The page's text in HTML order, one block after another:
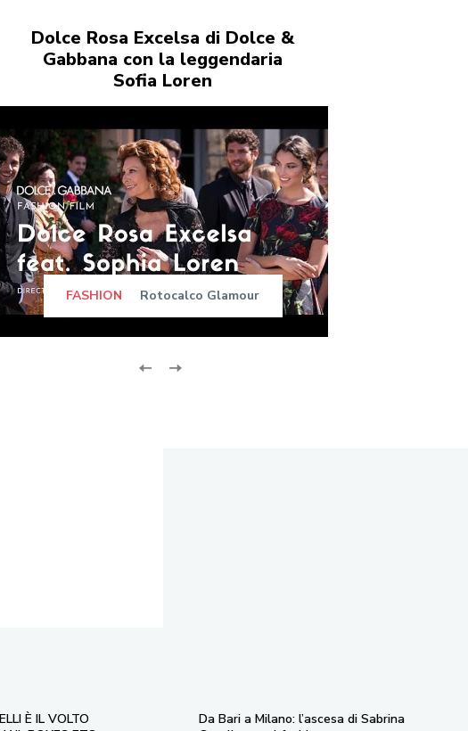
Dolce Rosa Excelsa di Dolce &
Gabbana con la leggendaria
Sofia Loren
FASHION Rotocalco Glamour
È IL VOLTO
Da Bari a Milano: l’ascesa di Sabrina